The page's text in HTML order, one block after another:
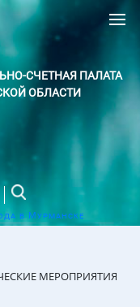
СЧЕТНАЯ ПАЛАТА
ОБЛАСТИ
в Мурманске
МЕРОПРИЯТИЯ